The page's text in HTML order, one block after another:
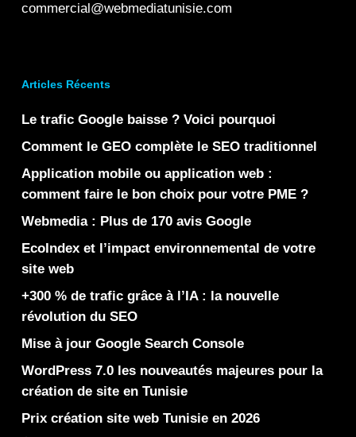
commercial@webmediatunisie.com
Articles Récents
Le trafic Google baisse ? Voici pourquoi
Comment le GEO complète le SEO traditionnel
Application mobile ou application web :
comment faire le bon choix pour votre PME ?
Webmedia : Plus de 170 avis Google
EcoIndex et l’impact environnemental de votre
site web
+300 % de trafic grâce à l’IA : la nouvelle
révolution du SEO
Mise à jour Google Search Console
WordPress 7.0 les nouveautés majeures pour la
création de site en Tunisie
Prix création site web Tunisie en 2026